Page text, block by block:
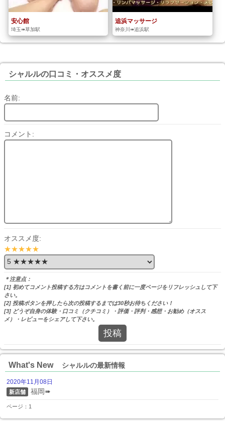
安心館
埼玉➠草加駅
追浜マッサージ
神奈川➠追浜駅
シャルルの口コミ・オススメ度
名前:
コメント:
オススメ度:
★★★★★
＊注意点：
[1] 初めてコメント投稿する方はコメントを書く前に一度ページをリフレッシュして下
さい。
[2] 投稿ボタンを押したら次の投稿するまでは30秒お待ちください！
[3] どうぞ自身の体験・口コミ（クチコミ）・評価・評判・感想・お勧め（オスス
メ）・レビューをシェアして下さい。
投稿
What's New シャルルの最新情報
2020年11月08日
新店舗 福岡➠
ページ：1